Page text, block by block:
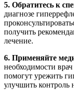
5. Обратитесь к
диагнозе
получить
лечение.
6. Применяйте
необходимости
помогут урежить
улучшить контроль